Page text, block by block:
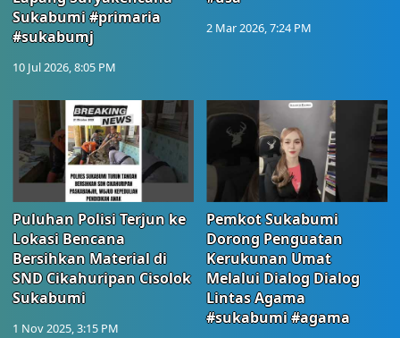
Sukabumi #primaria
#sukabumj
10 Jul 2026, 8:05 PM
2 Mar 2026, 7:24 PM
Puluhan Polisi Terjun ke
Lokasi Bencana
Bersihkan Material di
SND Cikahuripan Cisolok
Sukabumi
1 Nov 2025, 3:15 PM
Pemkot Sukabumi
Dorong Penguatan
Kerukunan Umat
Melalui Dialog Dialog
Lintas Agama
#sukabumi #agama